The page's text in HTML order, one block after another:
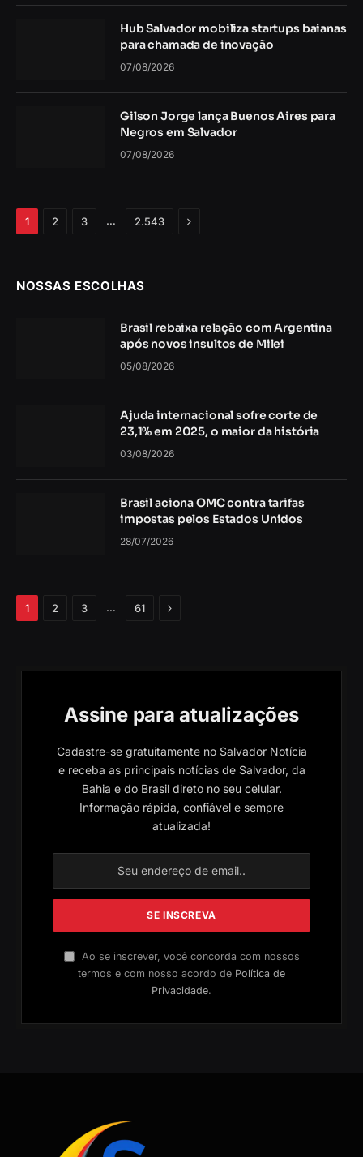
Hub Salvador mobiliza startups baianas
para chamada de inovação
07/08/2026
Gilson Jorge lança Buenos Aires para
Negros em Salvador
07/08/2026
1 2 3 … 2.543 Próximo
NOSSAS ESCOLHAS
Brasil rebaixa relação com Argentina
após novos insultos de Milei
05/08/2026
Ajuda internacional sofre corte de
23,1% em 2025, o maior da história
03/08/2026
Brasil aciona OMC contra tarifas
impostas pelos Estados Unidos
28/07/2026
1 2 3 … 61 Próximo
Assine para atualizações
Cadastre-se gratuitamente no Salvador Notícia
e receba as principais notícias de Salvador, da
Bahia e do Brasil direto no seu celular.
Informação rápida, confiável e sempre
atualizada!
Ao se inscrever, você concorda com nossos
termos e com nosso acordo de Política de
Privacidade.